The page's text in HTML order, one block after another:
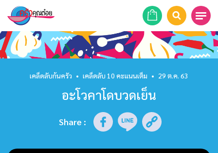
หน้าแรก
สูตรอาหาร
รายการย้อนหลัง
เคล็ดลับก้นครัว • เคล็ดลับ 10 คะแนนเต็ม • 29 ต.ค. 63
อะโวคาโดบวดเย็น
Share :